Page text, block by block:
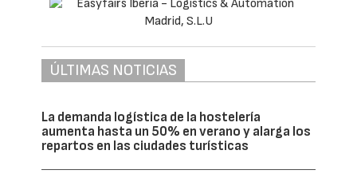
ÚLTIMAS NOTICIAS
La demanda logística de la hostelería
aumenta hasta un 50% en verano y alarga los
repartos en las ciudades turísticas